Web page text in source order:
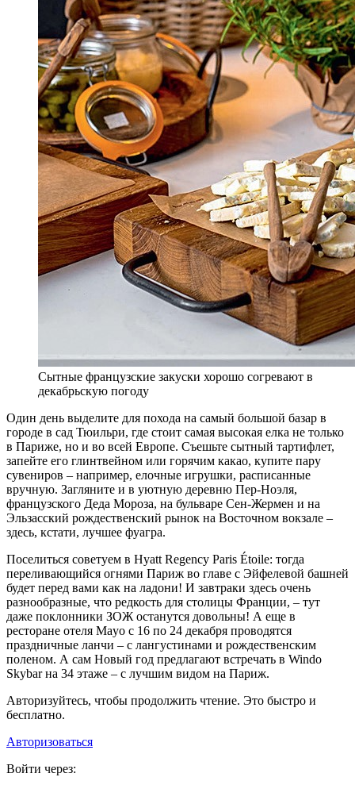
Сытные французские закуски хорошо согревают в
декабрьскую погоду
Один день выделите для похода на самый большой базар в
городе в сад Тюильри, где стоит самая высокая елка не только
в Париже, но и во всей Европе. Съешьте сытный тартифлет,
запейте его глинтвейном или горячим какао, купите пару
сувениров – например, елочные игрушки, расписанные
вручную. Загляните и в уютную деревню Пер-Ноэля,
французского Деда Мороза, на бульваре Сен-Жермен и на
Эльзасский рождественский рынок на Восточном вокзале –
здесь, кстати, лучшее фуагра.
Поселиться советуем в Hyatt Regency Paris Étoile: тогда
переливающийся огнями Париж во главе с Эйфелевой башней
будет перед вами как на ладони! И завтраки здесь очень
разнообразные, что редкость для столицы Франции, – тут
даже поклонники ЗОЖ останутся довольны! А еще в
ресторане отеля Mayo с 16 по 24 декабря проводятся
праздничные ланчи – с лангустинами и рождественским
поленом. А сам Новый год предлагают встречать в Windo
Skybar на 34 этаже – с лучшим видом на Париж.
Авторизуйтесь, чтобы продолжить чтение. Это быстро и
бесплатно.
Авторизоваться
Войти через: